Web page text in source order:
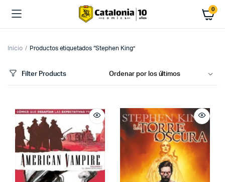
0
Inicio Productos etiquetados “Stephen King”
Filter Products